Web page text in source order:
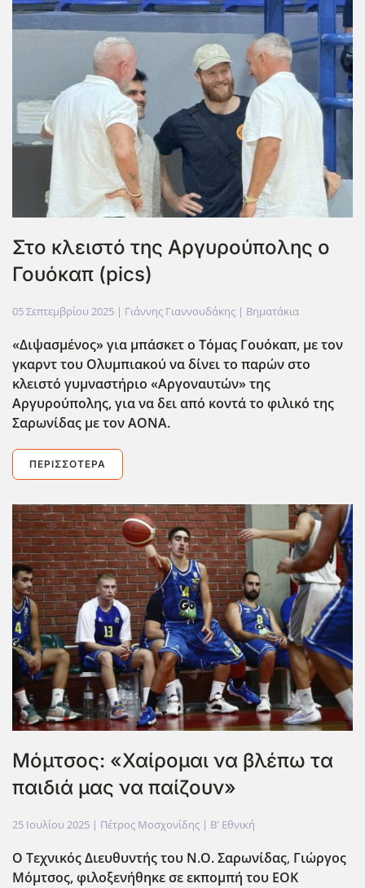
Στο κλειστό της Αργυρούπολης ο
Γουόκαπ (pics)
05 Σεπτεμβρίου 2025 | Γιάννης Γιαννουδάκης | Βηματάκια
«Διψασμένος» για μπάσκετ ο Τόμας Γουόκαπ, με τον
γκαρντ του Ολυμπιακού να δίνει το παρών στο
κλειστό γυμναστήριο «Αργοναυτών» της
Αργυρούπολης, για να δει από κοντά το φιλικό της
Σαρωνίδας με τον ΑΟΝΑ.
ΠΕΡΙΣΣΌΤΕΡΑ
Μόμτσος: «Χαίρομαι να βλέπω τα
παιδιά μας να παίζουν»
25 Ιουλίου 2025 | Πέτρος Μοσχονίδης | Β' Εθνική
Ο Τεχνικός Διευθυντής του Ν.Ο. Σαρωνίδας, Γιώργος
Μόμτσος,φιλοξενήθηκε σε εκπομπή του EOK